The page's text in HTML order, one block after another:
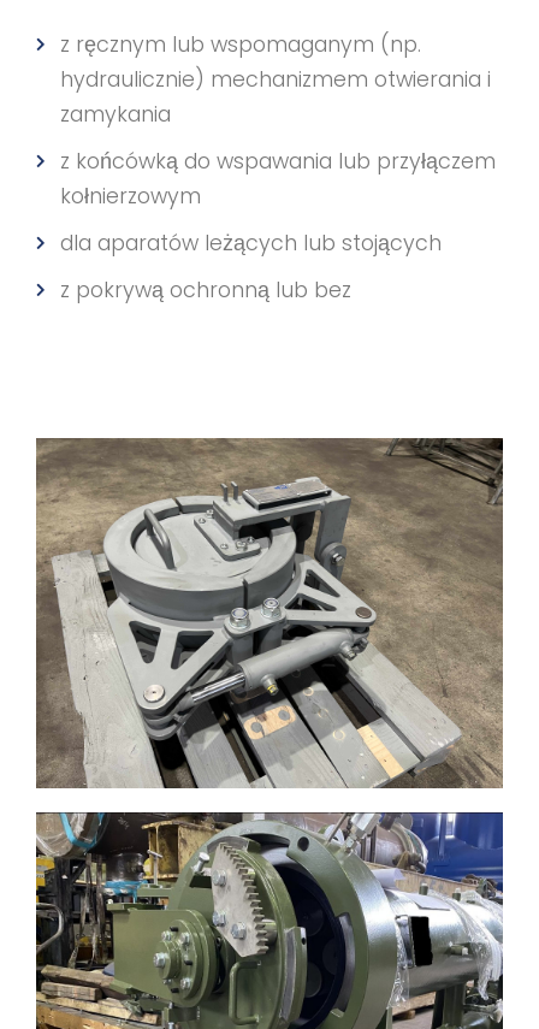
z ręcznym lub wspomaganym (np.
hydraulicznie) mechanizmem otwierania i
zamykania
z końcówką do wspawania lub przyłączem
kołnierzowym
dla aparatów leżących lub stojących
z pokrywą ochronną lub bez